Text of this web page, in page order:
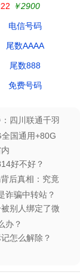
￥2900
电信号码
尾数AAAA
尾数888
免费号码
四川联通千羽
国通用+80G
好不好？
后真相：究竟
诈骗中转站？
别人绑定了微
办？
怎么解除？